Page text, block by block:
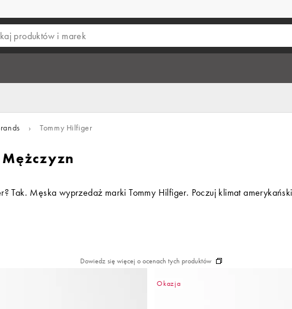
› Tommy Hilfiger
Tak. Męska wyprzedaż marki Tommy Hilfiger. Poczuj klimat
Dowiedz się więcej o ocenach tych produktów
Okazja